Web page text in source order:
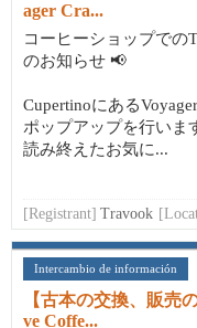
ager Cra...
コーヒーショップでの
のお知らせ 📢
Cupertinoにある
ポップアップを行いま
読み終えたお気に...
[Registrant] Travook
Intercambio de información
【古本の交換、販売
ve Coffe...